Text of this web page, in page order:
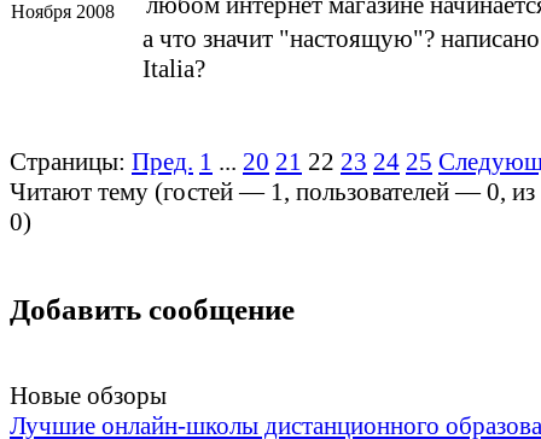
Ноября 2008
а что значит "настоящую"?
Italia?
Страницы: Пред. 1 ... 20 21 22 23 24 25
Читают тему (гостей — 1, пользователей —0,
0)
Добавить сообщение
Новые обзоры
Лучшие онлайн-школы дистанционного